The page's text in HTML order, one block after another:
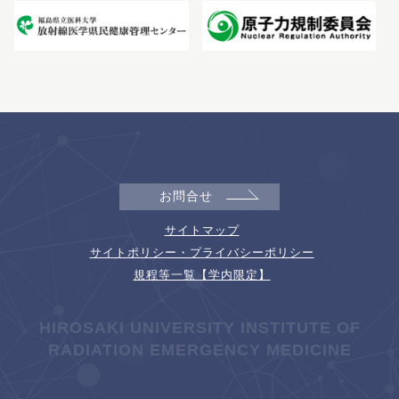
お問合せ
サイトマップ
サイトポリシー・プライバシーポリシー
規程等一覧【学内限定】
HIROSAKI UNIVERSITY INSTITUTE OF
RADIATION EMERGENCY MEDICINE